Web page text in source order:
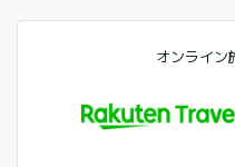
オンライン